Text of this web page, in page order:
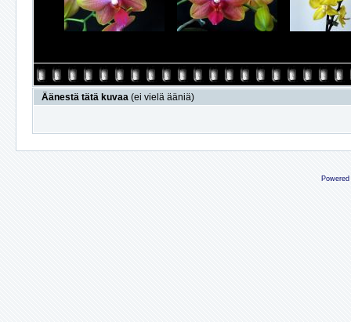
Äänestä tätä kuvaa (ei vielä ääniä)